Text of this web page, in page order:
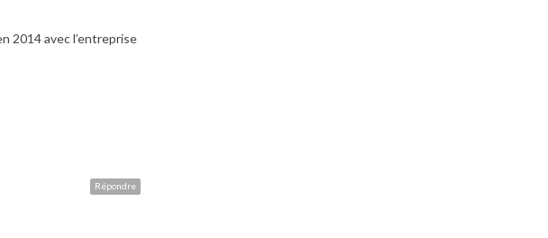
2014 avec l’entreprise
Répondre